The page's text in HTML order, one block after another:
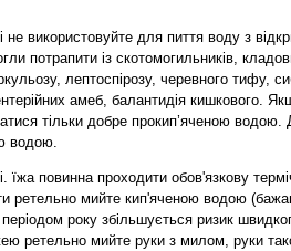
не використовуйте для пиття воду з
потрапити із скотомогильників,
лептоспірозу, черевного тифу,
амеб, балантидія кишкового.
тільки добре прокип’яченою водою.
водою.
повинна проходити обов'язкову
ретельно мийте кип'яченою водою
року збільшується ризик
ретельно мийте руки з милом, руки